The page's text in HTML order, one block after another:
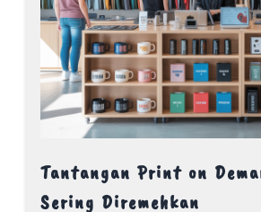
Tantangan Print on
Sering Diremehkan